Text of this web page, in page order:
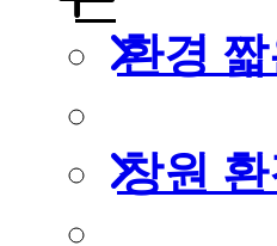
환경
창원